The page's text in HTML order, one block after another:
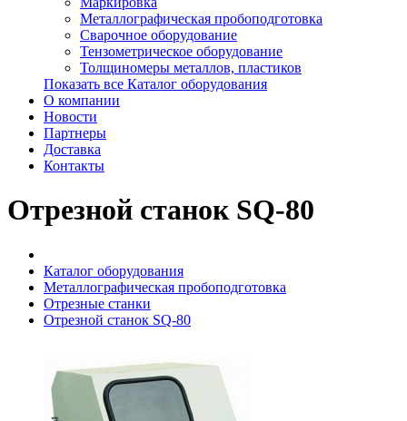
Металлографическая пробоподготовка
Сварочное оборудование
Тензометрическое оборудование
Толщиномеры металлов, пластиков
Показать все Каталог оборудования
О компании
Новости
Партнеры
Доставка
Контакты
Отрезной станок SQ-80
Каталог оборудования
Металлографическая пробоподготовка
Отрезные станки
Отрезной станок SQ-80